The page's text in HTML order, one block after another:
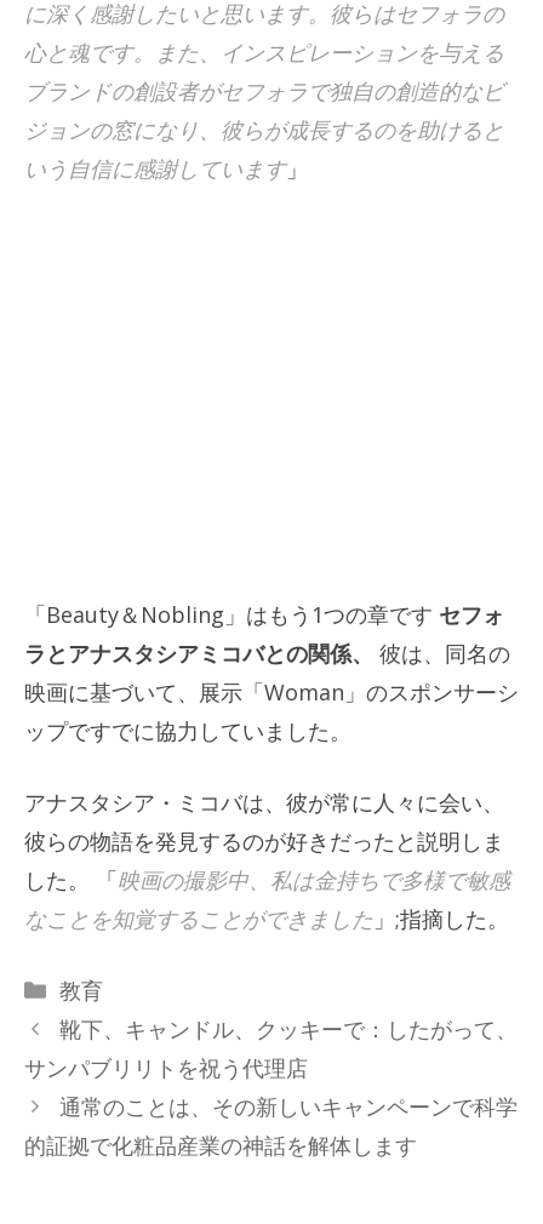
に深く感謝したいと思います。彼らはセフォラの
心と魂です。また、インスピレーションを与える
ブランドの創設者がセフォラで独自の創造的なビ
ジョンの窓になり、彼らが成長するのを助けると
いう自信に感謝しています」
「Beauty＆Nobling」はもう1つの章です セフォ
ラとアナスタシアミコバとの関係、 彼は、同名の
映画に基づいて、展示「Woman」のスポンサーシ
ップですでに協力していました。
アナスタシア・ミコバは、彼が常に人々に会い、
彼らの物語を発見するのが好きだったと説明しま
した。 「映画の撮影中、私は金持ちで多様で敏感
なことを知覚することができました 」;指摘した。
カ
テ
ゴ
リ
ー
教育
靴下、キャンドル、クッキーで：したがって、
サンパブリリトを祝う代理店
通常のことは、その新しいキャンペーンで科学
的証拠で化粧品産業の神話を解体します